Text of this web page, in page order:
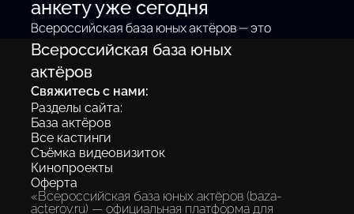
анкету уже сегодня
Всероссийская база юных актёров — это
не просто доска объявлений. Это
экосистема, где каждый ребенок
получает шанс быть замеченным без
«знакомств» и протекций.
Всероссийская база юных
актёров
Свяжитесь с нами:
Разделы сайта:
База актёров
Все кастинги
Съёмка видеовизиток
Кинопроекты
Оферта
«Всероссийская база юных актёров (baza-
acterov.ru) — официальная платформа для